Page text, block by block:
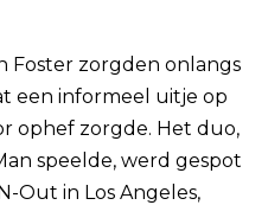
Foster zorgden onlangs
een informeel uitje op
ophef zorgde. Het duo,
speelde, werd gespot
Out in Los Angeles,